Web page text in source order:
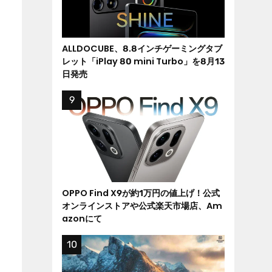
ALLDOCUBE、8.8インチゲーミングタブ
レット「iPlay 80 mini Turbo」を8月13
日発売
OPPO Find X9が約1万円の値上げ！公式
オンラインストアや公式楽天市場店、Am
azonにて